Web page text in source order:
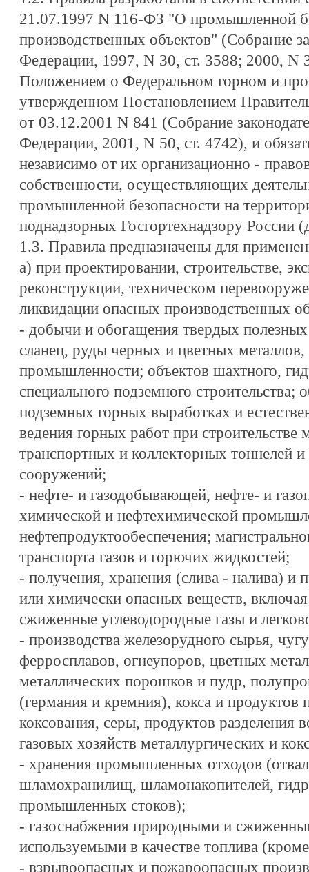
21.07.1997 N 116-ФЗ "О промышленной
производственных объектов" (Собрание
Федерации, 1997, N 30, ст. 3588; 2000, N
Положением о Федеральном горном и
утвержденном Постановлением
от 03.12.2001 N 841 (Собрание
Федерации, 2001, N 50, ст. 4742), и
независимо от их организационно -
собственности, осуществляющих
промышленной безопасности на
поднадзорных Госгортехнадзору России
1.3. Правила предназначены для
а) при проектировании, строительстве,
реконструкции, техническом
ликвидации опасных производственных
- добычи и обогащения твердых
сланец, руды черных и цветных
промышленности; объектов шахтного,
специального подземного
подземных горных выработках и
ведения горных работ при строительстве
транспортных и коллекторных тоннелей
сооружений;
- нефте- и газодобывающей, нефте- и
химической и нефтехимической
нефтепродуктообеспечения;
транспорта газов и горючих жидкостей;
- получения, хранения (слива - налива) и
или химически опасных веществ,
сжиженные углеводородные газы и
- производства железорудного сырья,
ферросплавов, огнеупоров, цветных
металлических порошков и пудр,
(германия и кремния), кокса и продуктов
коксования, серы, продуктов разделения
газовых хозяйств металлургических и
- хранения промышленных отходов
шламохранилищ, шламонакопителей,
промышленных стоков);
- газоснабжения природными и
используемыми в качестве топлива
- взрывоопасных и пожароопасных